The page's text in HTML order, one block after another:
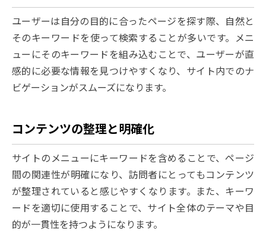
ユーザーは自分の目的に合ったページを探す際、自然と
そのキーワードを使って検索することが多いです。メニ
ューにそのキーワードを組み込むことで、ユーザーが直
感的に必要な情報を見つけやすくなり、サイト内でのナ
ビゲーションがスムーズになります。
コンテンツの整理と明確化
サイトのメニューにキーワードを含めることで、ページ
間の関連性が明確になり、訪問者にとってもコンテンツ
が整理されていると感じやすくなります。また、キーワ
ードを適切に使用することで、サイト全体のテーマや目
的が一貫性を持つようになります。